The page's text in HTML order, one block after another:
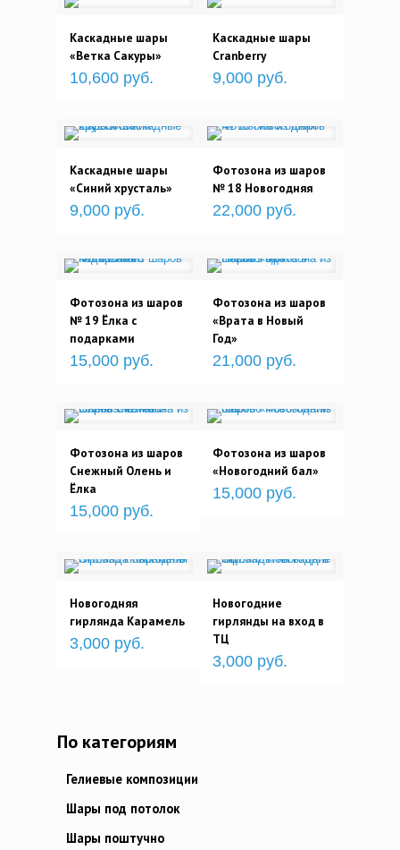
Каскадные шары
«Ветка Сакуры»
10,600 руб.
Каскадные шары
Cranberry
9,000 руб.
Каскадные шары
«Синий хрусталь»
9,000 руб.
Фотозона из шаров
№ 18 Новогодняя
22,000 руб.
Фотозона из шаров
№ 19 Ёлка с
подарками
15,000 руб.
Фотозона из шаров
«Врата в Новый
Год»
21,000 руб.
Фотозона из шаров
Снежный Олень и
Ёлка
15,000 руб.
Фотозона из шаров
«Новогодний бал»
15,000 руб.
Новогодняя
гирлянда Карамель
3,000 руб.
Новогодние
гирлянды на вход в
ТЦ
3,000 руб.
По категориям
Гелиевые композиции
Шары под потолок
Шары поштучно